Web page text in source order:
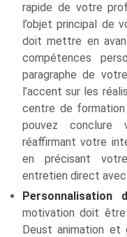
rapide de votre
l’objet principal de
doit mettre en
compétences
paragraphe de
l’accent sur les
centre de formation
pouvez
réaffirmant votre
en précisant
entretien direct avec
Personnalisation
motivation doit être
Deust animation et